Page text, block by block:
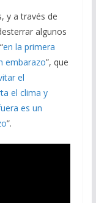
y a través de
algunos
en la primera
embarazo”, que
el
el clima y
es un
”.